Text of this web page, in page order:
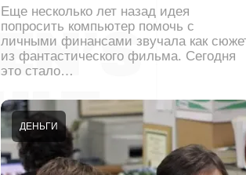
Еще несколько лет назад идея
попросить компьютер помочь с
личными финансами звучала как
из фантастического фильма. Сегодня
это стало…
ДЕНЬГИ